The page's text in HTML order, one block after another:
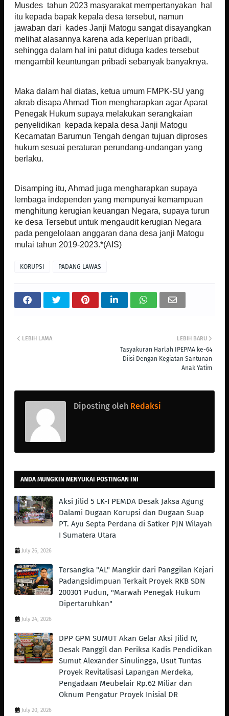
Musdes tahun 2023 masyarakat mempertanyakan hal
itu kepada bapak kepala desa tersebut, namun
jawaban dari kades Janji Matogu sangat disayangkan
melihat alasannya karena ada keperluan pribadi,
sehingga dalam hal ini patut diduga kades tersebut
mengambil keuntungan pribadi sebanyak banyaknya.
Maka dalam hal diatas, ketua umum FMPK-SU yang
akrab disapa Ahmad Tion mengharapkan agar Aparat
Penegak Hukum supaya melakukan serangkaian
penyelidikan kepada kepala desa Janji Matogu
Kecamatan Barumun Tengah dengan tujuan diproses
hukum sesuai peraturan perundang-undangan yang
berlaku.
Disamping itu, Ahmad juga mengharapkan supaya
lembaga independen yang mempunyai kemampuan
menghitung kerugian keuangan Negara, supaya turun
ke desa Tersebut untuk mengaudit kerugian Negara
pada pengelolaan anggaran dana desa janji Matogu
mulai tahun 2019-2023.*(AIS)
KORUPSI PADANG LAWAS
LEBIH BARU
Tasyakuran Harlah IPEPMA ke-64
Diisi Dengan Kegiatan Santunan
Anak Yatim
LEBIH LAMA
Diposting oleh Redaksi
ANDA MUNGKIN MENYUKAI POSTINGAN INI
Aksi Jilid 5 LK-I PEMDA Desak Jaksa Agung
Dalami Dugaan Korupsi dan Dugaan Suap
PT. Ayu Septa Perdana di Satker PJN Wilayah
I Sumatera Utara
July 26, 2026
Tersangka "AL" Mangkir dari Panggilan Kejari
Padangsidimpuan Terkait Proyek RKB SDN
200301 Pudun, "Marwah Penegak Hukum
Dipertaruhkan"
July 24, 2026
DPP GPM SUMUT Akan Gelar Aksi Jilid IV,
Desak Panggil dan Periksa Kadis Pendidikan
Sumut Alexander Sinulingga, Usut Tuntas
Proyek Revitalisasi Lapangan Merdeka,
Pengadaan Meubelair Rp.62 Miliar dan
Oknum Pengatur Proyek Inisial DR
July 20, 2026